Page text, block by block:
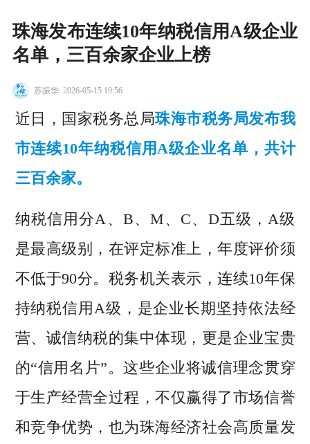
珠海发布连续10年纳税信用A级企业
名单，三百余家企业上榜
苏振华 2026-05-15 19:56
近日，国家税务总局珠海市税务局发布我
市连续10年纳税信用A级企业名单，共计
三百余家。
纳税信用分A、B、M、C、D五级，A级
是最高级别，在评定标准上，年度评价须
不低于90分。税务机关表示，连续10年保
持纳税信用A级，是企业长期坚持依法经
营、诚信纳税的集中体现，更是企业宝贵
的“信用名片”。这些企业将诚信理念贯穿
于生产经营全过程，不仅赢得了市场信誉
和竞争优势，也为珠海经济社会高质量发